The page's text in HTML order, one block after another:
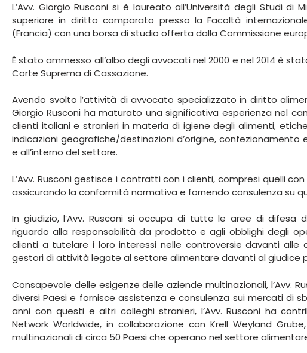
L’Avv. Giorgio Rusconi si è laureato all’Università degli Studi di
superiore in diritto comparato presso la Facoltà
(Francia) con una borsa di studio offerta dalla Commissione
È stato ammesso all’albo degli avvocati nel 2000 e nel 2014 è
Corte Suprema di Cassazione.
Avendo svolto l’attività di avvocato specializzato in diritto
Giorgio Rusconi ha maturato una significativa esperienza nel
clienti italiani e stranieri in materia di igiene degli alimenti,
indicazioni geografiche/destinazioni d’origine,
e all’interno del settore.
L’Avv. Rusconi gestisce i contratti con i clienti, compresi quelli con
assicurando la conformità normativa e fornendo consulenza su
In giudizio, l’Avv. Rusconi si occupa di tutte le aree di difesa
riguardo alla responsabilità da prodotto e agli obblighi degli
clienti a tutelare i loro interessi nelle controversie davanti
gestori di attività legate al settore alimentare davanti al giudice
Consapevole delle esigenze delle aziende multinazionali, l’Avv.
diversi Paesi e fornisce assistenza e consulenza sui mercati di
anni con questi e altri colleghi stranieri, l’Avv. Rusconi ha
Network Worldwide, in collaborazione con Krell Weyland
multinazionali di circa 50 Paesi che operano nel settore